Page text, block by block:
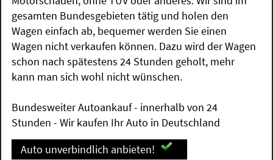
gesamten Bundesgebieten tätig und holen den
Wagen einfach ab, bequemer werden Sie einen
Wagen nicht verkaufen können. Dazu wird der Wagen
schon nach spätestens 24 Stunden geholt, mehr
kann man sich wohl nicht wünschen.
Bundesweiter Autoankauf - innerhalb von 24
Stunden - Wir kaufen Ihr Auto in Deutschland
Auto unverbindlich anbieten!